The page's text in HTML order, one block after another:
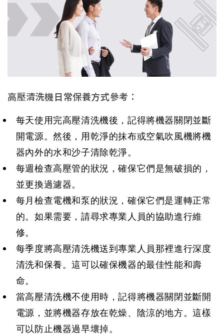
高壓清洗機日常保養方式參考：
每天使用完高壓清洗機後，記得將機器關閉並斷
開電源。然後，用乾淨的抹布或空氣吹風機將機
器內外的水和沙子清除乾淨。
每週檢查高壓管的狀況，確保它們是無破損的，
每月檢查電機和泵的狀況，確保它們是運轉正常
的。如果需要，請尋求專業人員的協助進行維
每季度將高壓清洗機送到專業人員那裡進行深度
清洗和保養。這可以確保機器的最佳性能和壽
當高壓清洗機不使用時，記得將機器關閉並斷開
電源，並將機器存放在乾燥、陰涼的地方。這樣